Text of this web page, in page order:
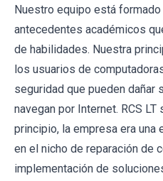
Nuestro equipo está
antecedentes académicos
de habilidades. Nuestra
los usuarios de
seguridad que pueden
navegan por Internet. RCS
principio, la empresa era una
en el nicho de reparación de
implementación de